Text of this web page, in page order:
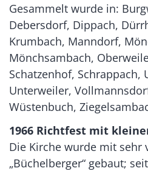
Gesammelt wurde in:
Debersdorf, Dippach,
Krumbach, Manndorf,
Mönchsambach,
Schatzenhof, Schrappach,
Unterweiler,
Wüstenbuch,
1966 Richtfest mit
Die Kirche wurde mit sehr
„Büchelberger“ gebaut;